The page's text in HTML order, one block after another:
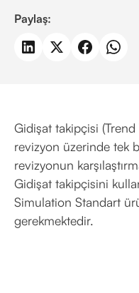
Paylaş:
Gidişat takipçisi (Trend
revizyon üzerinde tek
revizyonun
Gidişat takipçisini
Simulation Standart
gerekmektedir.